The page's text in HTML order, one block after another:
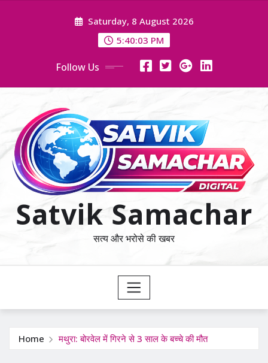
Saturday, 8 August 2026
5:40:04 PM
Follow Us
Satvik Samachar
सत्य और भरोसे की खबर
Home मथुरा: बोरवेल में गिरने से 3 साल के बच्चे की मौत